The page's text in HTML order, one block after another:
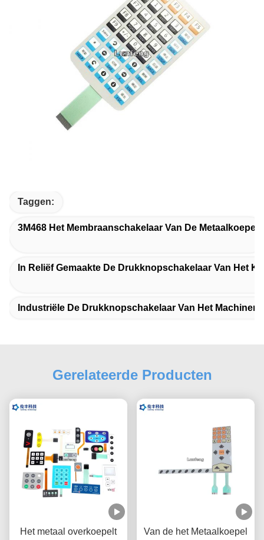
Taggen:
3M468 Het Membraanschakelaar Van De Metaalkoepel
In Reliëf Gemaakte De Drukknopschakelaar Van Het
Industriële De Drukknopschakelaar Van Het
Gerelateerde Producten
Het metaal overkoepelt
Van de het Metaalkoepel